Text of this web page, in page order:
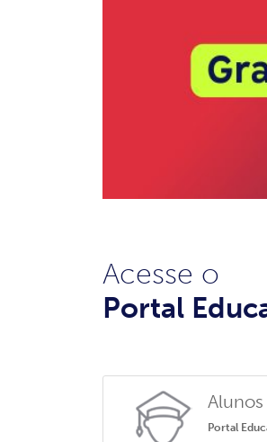
Acesse o
Portal
Alunos
Portal